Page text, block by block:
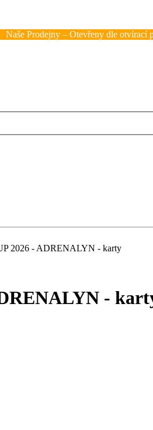
Naše Prodejny – Otevřeny dle otvírací
2026 - ADRENALYN - karty
-